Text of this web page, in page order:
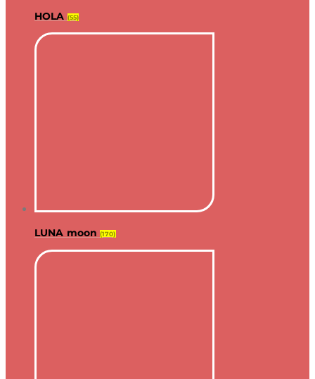
HOLA (55)
LUNA moon (170)